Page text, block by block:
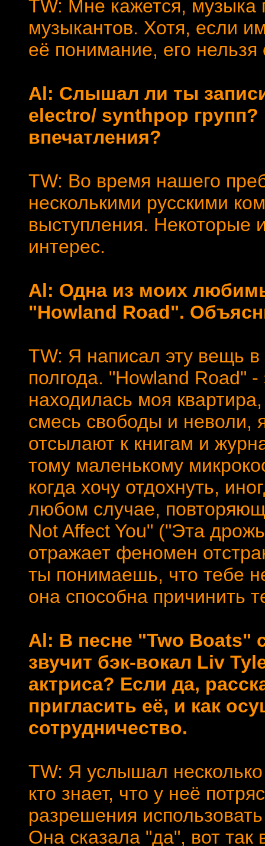
TW: Мне кажется, музыка
музыкантов. Хотя, если
её понимание, его нельзя
Al: Слышал ли ты
electro/ synthpop
впечатления?
TW: Во время нашего
несколькими русскими
выступления. Некоторые
интерес.
Al: Одна из моих
"Howland Road".
TW: Я написал эту вещь
полгода. "Howland Road"
находилась моя
смесь свободы и неволи,
отсылают к книгам и
тому маленькому
когда хочу отдохнуть,
любом случае,
Not Affect You" ("Эта
отражает феномен
ты понимаешь, что тебе
она способна причинить
Al: В песне "Two Boats"
звучит бэк-вокал Liv
актриса? Если да,
пригласить её, и как
сотрудничество.
TW: Я услышал
кто знает, что у неё
разрешения
Она сказала "да", вот так